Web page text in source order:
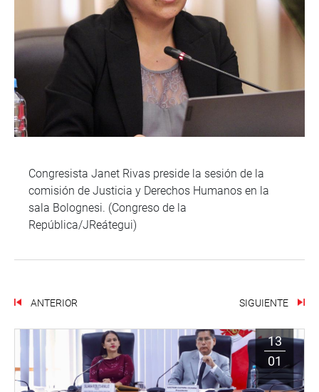
Congresista Janet Rivas preside la sesión de la
comisión de Justicia y Derechos Humanos en la
sala Bolognesi. (Congreso de la
República/JReátegui)
ANTERIOR SIGUIENTE
13
01